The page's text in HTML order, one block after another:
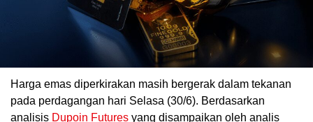
Harga emas diperkirakan masih bergerak dalam tekanan
pada perdagangan hari Selasa (30/6). Berdasarkan
analisis Dupoin Futures yang disampaikan oleh analis